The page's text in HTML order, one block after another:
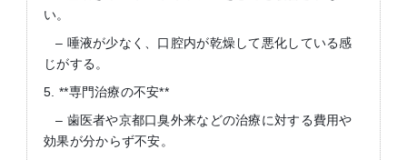
い。
– 唾液が少なく、口腔内が乾燥して悪化している感
じがする。
5. **専門治療の不安**
– 歯医者や京都口臭外来などの治療に対する費用や
効果が分からず不安。